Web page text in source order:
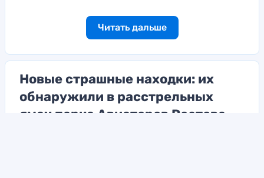
Читать дальше
Новые страшные находки: их
обнаружили в расстрельных
ямах парка Авиаторов Ростова